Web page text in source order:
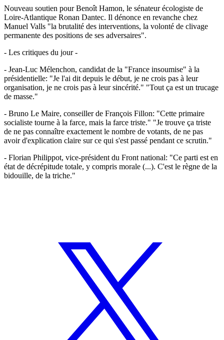
Nouveau soutien pour Benoît Hamon, le sénateur écologiste de
Loire-Atlantique Ronan Dantec. Il dénonce en revanche chez
Manuel Valls "la brutalité des interventions, la volonté de clivage
permanente des positions de ses adversaires".
- Les critiques du jour -
- Jean-Luc Mélenchon, candidat de la "France insoumise" à la
présidentielle: "Je l'ai dit depuis le début, je ne crois pas à leur
organisation, je ne crois pas à leur sincérité." "Tout ça est un trucage
de masse."
- Bruno Le Maire, conseiller de François Fillon: "Cette primaire
socialiste tourne à la farce, mais la farce triste." "Je trouve ça triste
de ne pas connaître exactement le nombre de votants, de ne pas
avoir d'explication claire sur ce qui s'est passé pendant ce scrutin."
- Florian Philippot, vice-président du Front national: "Ce parti est en
état de décrépitude totale, y compris morale (...). C'est le règne de la
bidouille, de la triche."